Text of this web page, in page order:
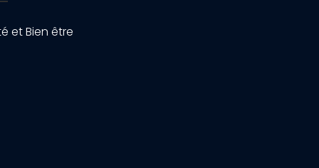
et Bien être